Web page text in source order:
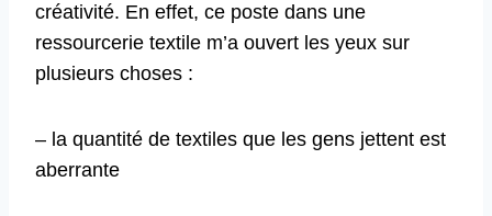
créativité. En effet, ce poste dans une
ressourcerie textile m’a ouvert les yeux sur
plusieurs choses :
– la quantité de textiles que les gens jettent est
aberrante